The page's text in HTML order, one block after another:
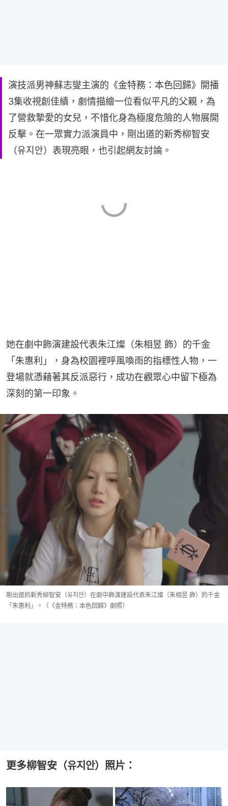
演技派男神蘇志燮主演的《金特務：本色回歸》開播
3集收視創佳績，劇情描繪一位看似平凡的父親，為
了營救摯愛的女兒，不惜化身為極度危險的人物展開
反擊。在一眾實力派演員中，剛出道的新秀柳智安
（유지안）表現亮眼，也引起網友討論。
她在劇中飾演建設代表朱江燦（朱相昱 飾）的千金
「朱惠利」，身為校園裡呼風喚雨的指標性人物，一
登場就憑藉著其反派惡行，成功在觀眾心中留下極為
深刻的第一印象。
剛出道的新秀柳智安（유지안）在劇中飾演建設代表朱江燦（朱相昱 飾）的千金
「朱惠利」。（《金特務：本色回歸》劇照）
更多柳智安（유지안）照片：